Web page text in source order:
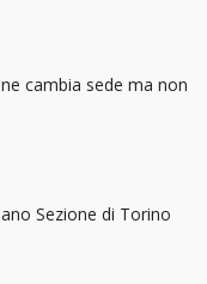
cambia sede ma non
Sezione di Torino